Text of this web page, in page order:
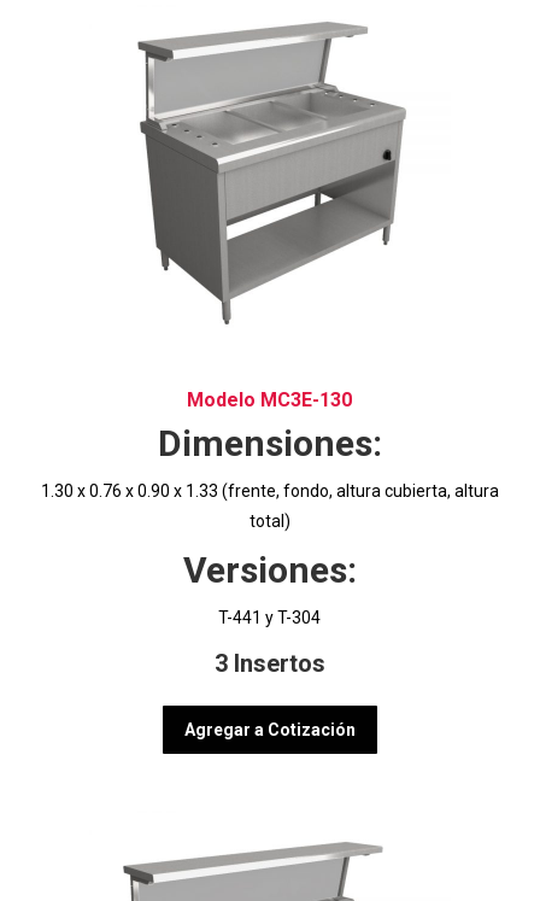
Modelo MC3E-130
Dimensiones:
1.30 x 0.76 x 0.90 x 1.33 (frente, fondo, altura cubierta, altura
total)
Versiones:
T-441 y T-304
3 Insertos
Agregar a Cotización